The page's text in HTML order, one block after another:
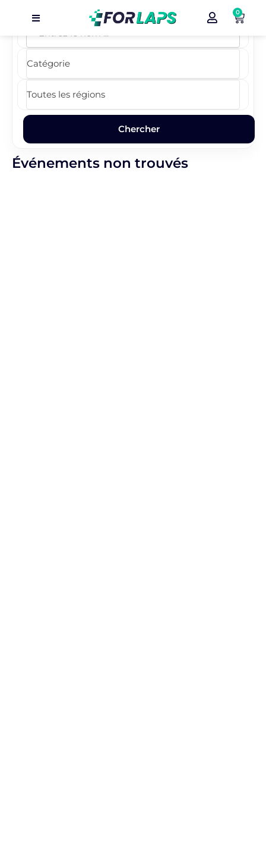
Carte
Événements
Localisation
0
Événements non trouvés